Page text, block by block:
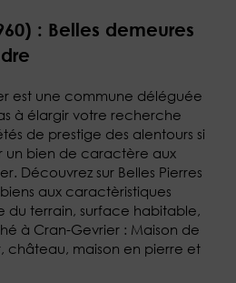
: Belles demeures
est une commune déléguée
à élargir votre recherche
de prestige des alentours si
un bien de caractère aux
Découvrez sur Belles Pierres
aux caractèristiques
du terrain, surface habitable,
à Cran-Gevrier : Maison de
château, maison en pierre et